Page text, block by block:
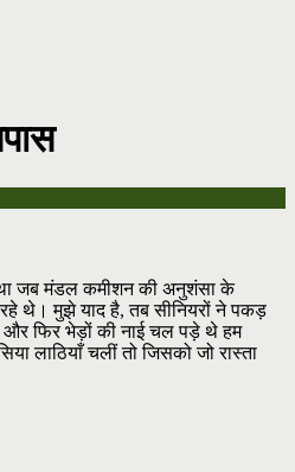
था जब मंडल कमीशन की अनुशंसा के
थे। मुझे याद है, तब सीनियरों ने पकड़
फिर भेड़ों की नाई चल पड़े थे हम
लाठियाँ चलीं तो जिसको जो रास्ता